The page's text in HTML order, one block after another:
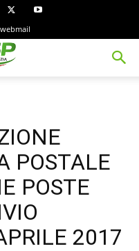
POSTALE
POSTE
2017